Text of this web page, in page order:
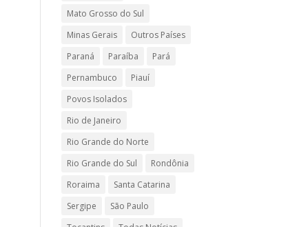
Mato Grosso do Sul
Minas Gerais
Outros Países
Paraná
Paraíba
Pará
Pernambuco
Piauí
Povos Isolados
Rio de Janeiro
Rio Grande do Norte
Rio Grande do Sul
Rondônia
Roraima
Santa Catarina
Sergipe
São Paulo